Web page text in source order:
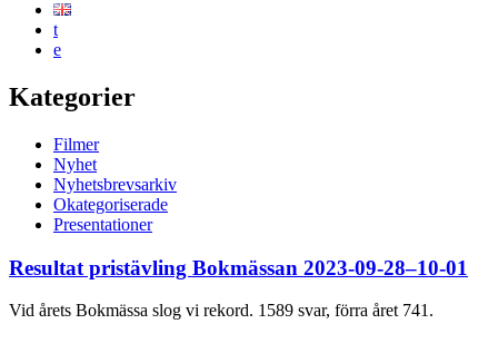
t
e
Kategorier
Filmer
Nyhet
Nyhetsbrevsarkiv
Okategoriserade
Presentationer
Resultat pristävling Bokmässan 2023-09-28–10-01
Vid årets Bokmässa slog vi rekord. 1589 svar, förra året 741.